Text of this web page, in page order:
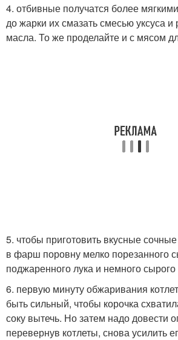
4. отбивные получатся более
до жарки их смазать смесью уксуса и
масла. То же проделайте и с мясом
5. чтобы приготовить вкусные
в фарш поровну мелко порезанного
поджаренного лука и немного
6. первую минуту обжаривания
быть сильный, чтобы корочка
соку вытечь. Но затем надо довести
перевернув котлеты, снова усилить